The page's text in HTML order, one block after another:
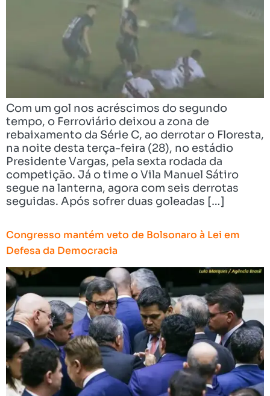
Com um gol nos acréscimos do segundo
tempo, o Ferroviário deixou a zona de
rebaixamento da Série C, ao derrotar o Floresta,
na noite desta terça-feira (28), no estádio
Presidente Vargas, pela sexta rodada da
competição. Já o time o Vila Manuel Sátiro
segue na lanterna, agora com seis derrotas
seguidas. Após sofrer duas goleadas […]
Congresso mantém veto de Bolsonaro à Lei em
Defesa da Democracia